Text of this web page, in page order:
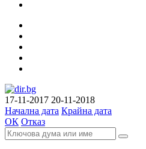
17-11-2017 20-11-2018
Начална дата Крайна дата
ОК Отказ